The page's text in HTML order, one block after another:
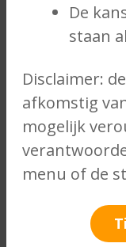
De
staan
Disclaimer:
afkomstig
mogelijk
menu of de